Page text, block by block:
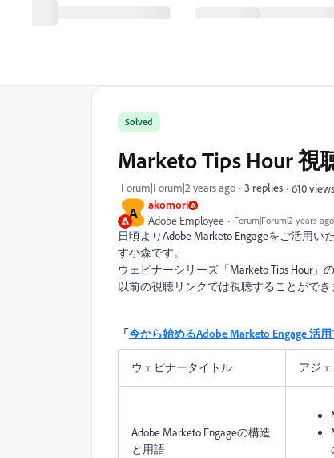
A akomori
Adobe Employee Forum|Forum|2 years ago
Solved
Marketo Tips Hour
Forum|Forum|2 years ago 3 replies 610 views
日頃よりAdobe Marketo Engageをご活用い
す小森です。
ウェビナーシリーズ「Marketo Tips Hour
以前の視聴リンクでは視聴することがで
「今から始めるAdobe Marketo Engage 活
ウェビナータイトル アジ
Adobe Marketo Engageの構造
と用語